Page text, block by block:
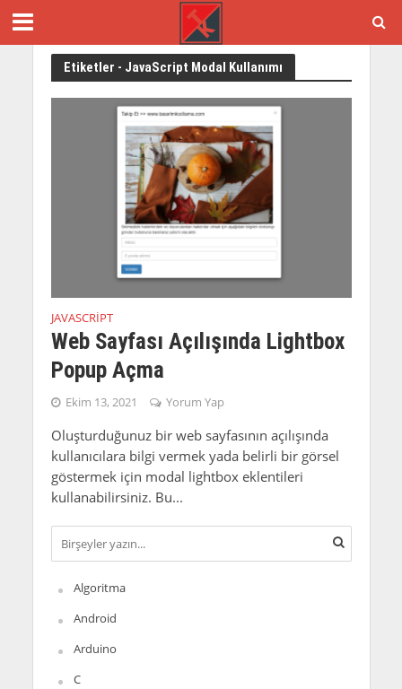
Etiketler - JavaScript Modal Kullanımı
JAVASCRIPT
Web Sayfası Açılışında Lightbox
Popup Açma
Ekim 13, 2021 Yorum Yap
Oluşturduğunuz bir web sayfasının açılışında
kullanıcılara bilgi vermek yada belirli bir görsel
göstermek için modal lightbox eklentileri
kullanabilirsiniz. Bu...
Algoritma
Android
Arduino
C